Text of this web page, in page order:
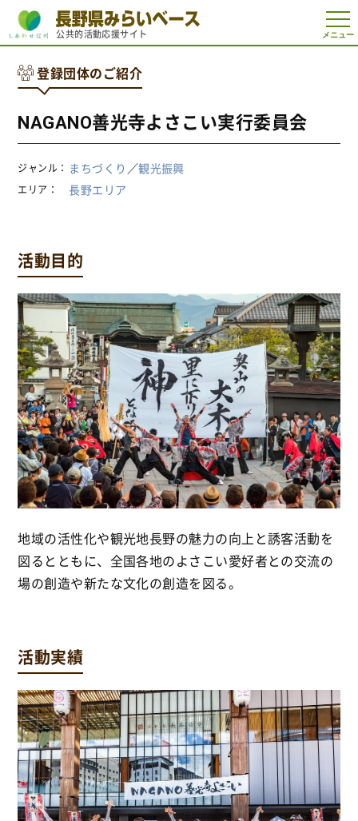
t
o
g
公共的活動応援サイト
登録団体のご紹介
NAGANO善光寺よさこい実行委員会
ジャンル まちづくり ／観光振興
エリア 長野エリア
活動目的
地域の活性化や観光地長野の魅力の向上と誘客活動を
図るとともに、全国各地のよさこい愛好者との交流の
場の創造や新たな文化の創造を図る。
活動実績